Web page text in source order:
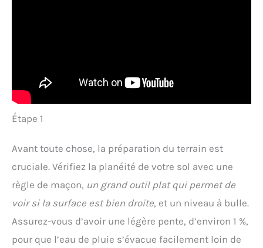
Étape 1
Avant toute chose, la préparation du terrain est
cruciale. Vérifiez la planéité de votre sol avec une
règle de maçon, un grand outil plat qui permet de
voir si la surface est bien droite, et un niveau à bulle.
Assurez-vous d’avoir une légère pente, d’environ 1 %,
pour que l’eau de pluie s’évacue facilement loin de